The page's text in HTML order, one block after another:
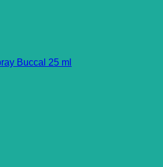
Buccal 25 ml